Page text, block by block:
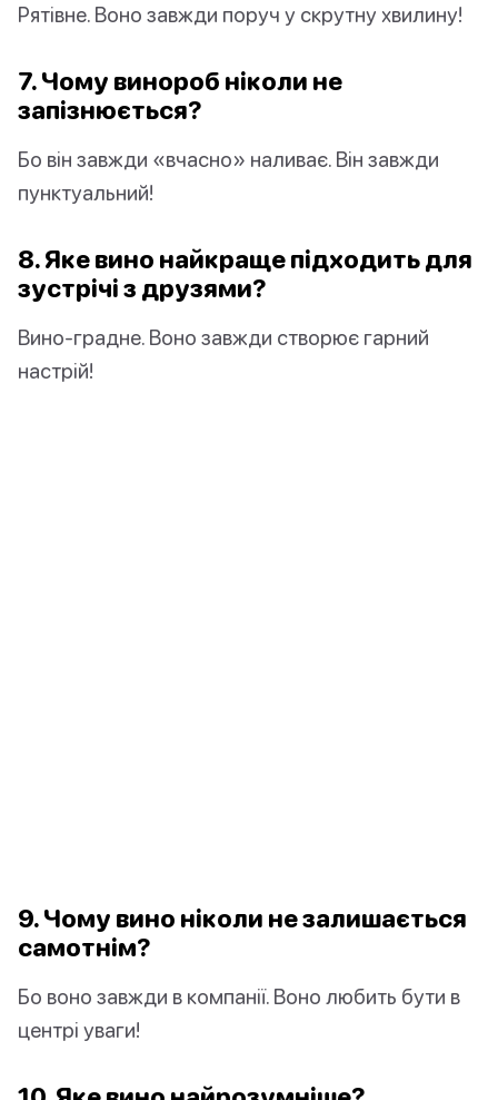
Рятівне. Воно завжди поруч у скрутну хвилину!
7. Чому винороб ніколи не
запізнюється?
Бо він завжди «вчасно» наливає. Він завжди
пунктуальний!
8. Яке вино найкраще підходить для
зустрічі з друзями?
Вино-градне. Воно завжди створює гарний
настрій!
9. Чому вино ніколи не залишається
самотнім?
Бо воно завжди в компанії. Воно любить бути в
центрі уваги!